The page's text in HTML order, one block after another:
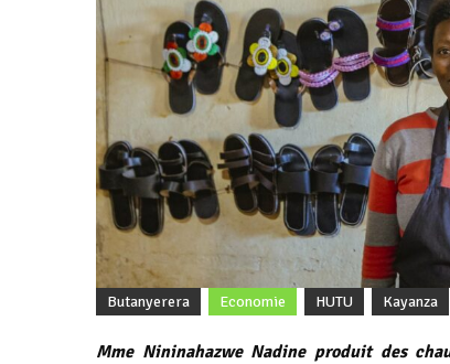
Butanyerera Economie HUTU Kayanza
Mme Nininahazwe Nadine produit des